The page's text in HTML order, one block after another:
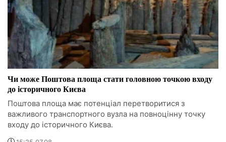
Чи може Поштова площа стати головною точкою входу
до історичного Києва
Поштова площа має потенціал перетворитися з
важливого транспортного вузла на повноцінну точку
входу до історичного Києва.